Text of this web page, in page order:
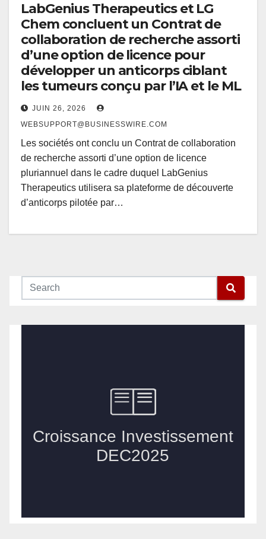
LabGenius Therapeutics et LG
Chem concluent un Contrat de
collaboration de recherche assorti
d’une option de licence pour
développer un anticorps ciblant
les tumeurs conçu par l’IA et le ML
JUIN 26, 2026
WEBSUPPORT@BUSINESSWIRE.COM
Les sociétés ont conclu un Contrat de collaboration
de recherche assorti d’une option de licence
pluriannuel dans le cadre duquel LabGenius
Therapeutics utilisera sa plateforme de découverte
d’anticorps pilotée par…